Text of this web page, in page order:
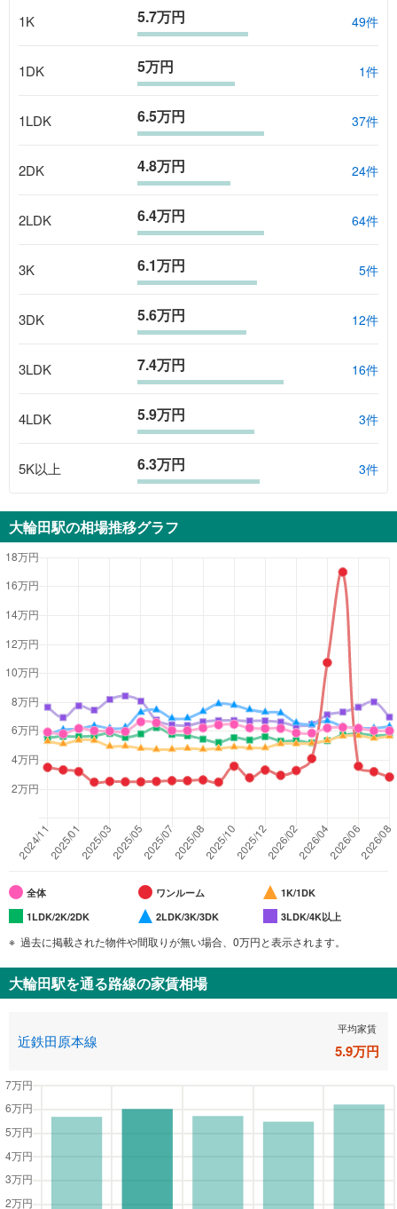
1K 5.7万円 49件
1DK 5万円 1件
1LDK 6.5万円 37件
2DK 4.8万円 24件
2LDK 6.4万円 64件
3K 6.1万円 5件
3DK 5.6万円 12件
3LDK 7.4万円 16件
4LDK 5.9万円 3件
5K以上 6.3万円 3件
大輪田駅の相場推移グラフ
全体 ワンルーム
1K/1DK
1LDK/2K/2DK
2LDK/3K/3DK 3LDK/4K以上
過去に掲載された物件や間取りが無い場合、0万円と表示されます。
大輪田駅を通る路線の家賃相場
近鉄田原本線
平均家賃
5.9万円